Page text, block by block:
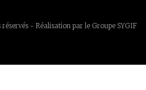
- Réalisation par le Groupe SYGIF